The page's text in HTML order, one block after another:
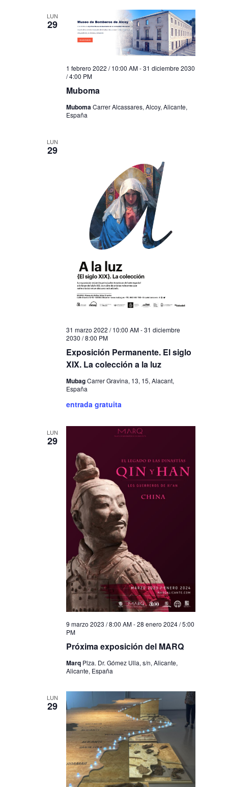
LUN
29
Muboma
1 febrero 2022 / 10:00 AM-31 diciembre 2030
/ 4:00 PM
MubomaCarrer Alcassares, Alcoy, Alicante,
España
LUN
29
Exposición Permanente. El siglo
XIX. La colección a la luz
31 marzo 2022 / 10:00 AM-31 diciembre
2030 / 8:00 PM
MubagCarrer Gravina, 13, 15, Alacant,
España
entrada gratuita
LUN
29
Próxima exposición del MARQ
9 marzo 2023 / 8:00 AM-28 enero 2024 / 5:00
PM
Marq Plza. Dr. Gómez Ulla, s/n, Alicante,
Alicante, España
LUN
29